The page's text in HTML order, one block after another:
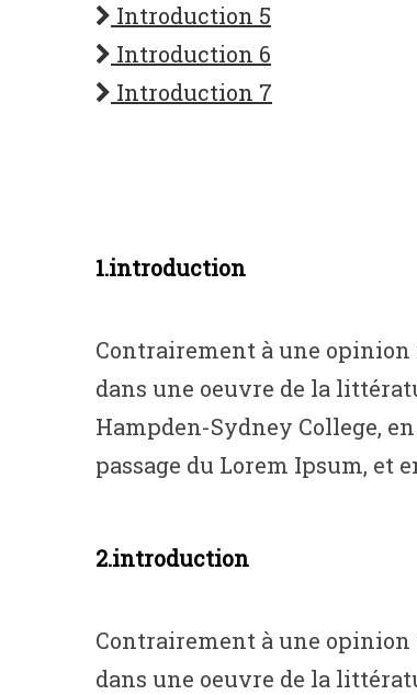
Introduction 5
Introduction 6
Introduction 7
1.introduction
Contrairement à une opinion
dans une oeuvre de la
Hampden-Sydney College,
passage du Lorem Ipsum, et
2.introduction
Contrairement à une opinion
dans une oeuvre de la